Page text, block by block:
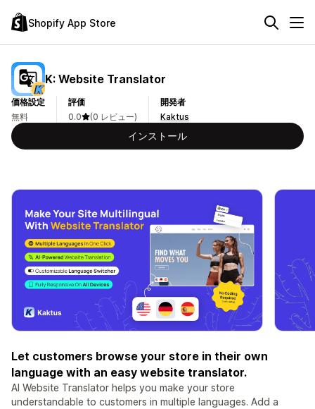
Shopify App Store
K: Website Translator
価格設定
無料
評価
0.0
(0 レビュー)
開発者
Kaktus
インストール
Let customers browse your store in their own
language with an easy website translator.
AI Website Translator helps you make your store
understandable to customers in multiple languages. Add a